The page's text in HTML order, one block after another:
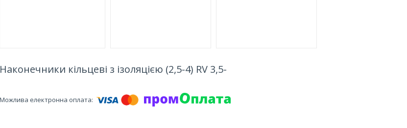
Наконечники кільцеві з ізоляцією (2,5-4) RV 3,5-